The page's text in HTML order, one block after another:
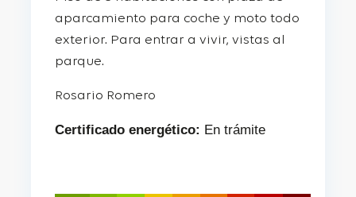
aparcamiento para coche y moto todo
exterior. Para entrar a vivir, vistas al
parque.
Rosario Romero
Certificado energético: En trámite